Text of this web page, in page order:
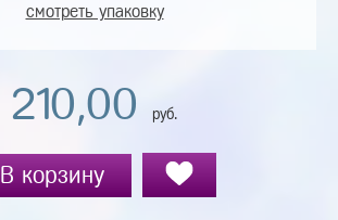
смотреть упаковку
210,00 руб.
В корзину